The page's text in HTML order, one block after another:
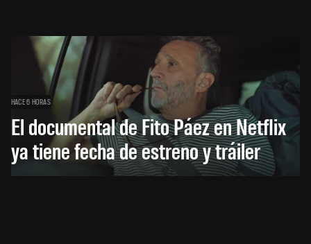
HACE 6 HORAS
El documental de Fito Páez en Netflix
ya tiene fecha de estreno y tráiler